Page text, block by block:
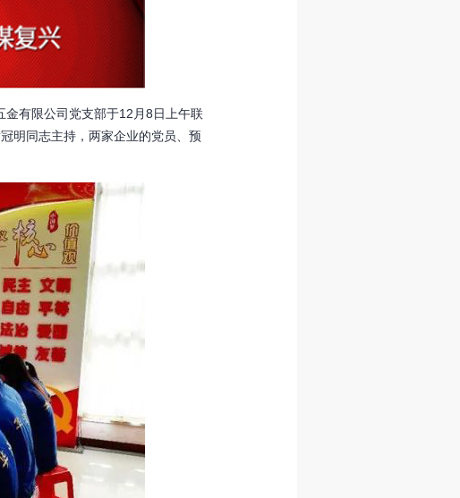
有限公司党支部于12月8日上午联
明同志主持，两家企业的党员、预